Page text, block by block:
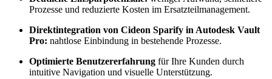
Prozesse und reduzierte Kosten im Ersatzteilmanagement.
Direktintegration von Cideon Sparify in Autodesk Vault
Pro: nahtlose Einbindung in bestehende Prozesse.
Optimierte Benutzererfahrung für Ihre Kunden durch
intuitive Navigation und visuelle Unterstützung.